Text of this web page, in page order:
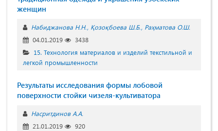
женщин
Набиджанова Н.Н. Қозоқбоева Ш.Б. Раҳматова О.Ш.
04.01.2019
3438
15. Технология материалов и изделий текстильной и
легкой промышленности
Результаты исследования формы лобовой
поверхности стойки чизеля-культиватора
Насритдинов А.А.
21.01.2019
920